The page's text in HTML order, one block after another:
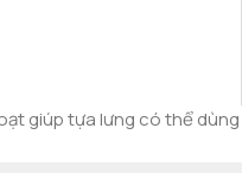
giúp tựa lưng có thể dùng